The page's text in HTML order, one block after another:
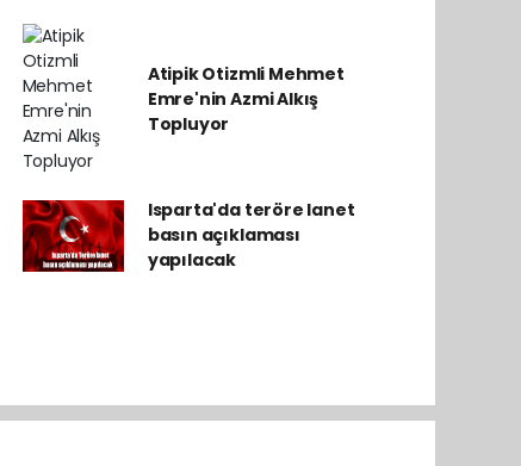
Atipik Otizmli Mehmet
Emre'nin Azmi Alkış
Topluyor
Isparta'da teröre lanet
basın açıklaması
yapılacak